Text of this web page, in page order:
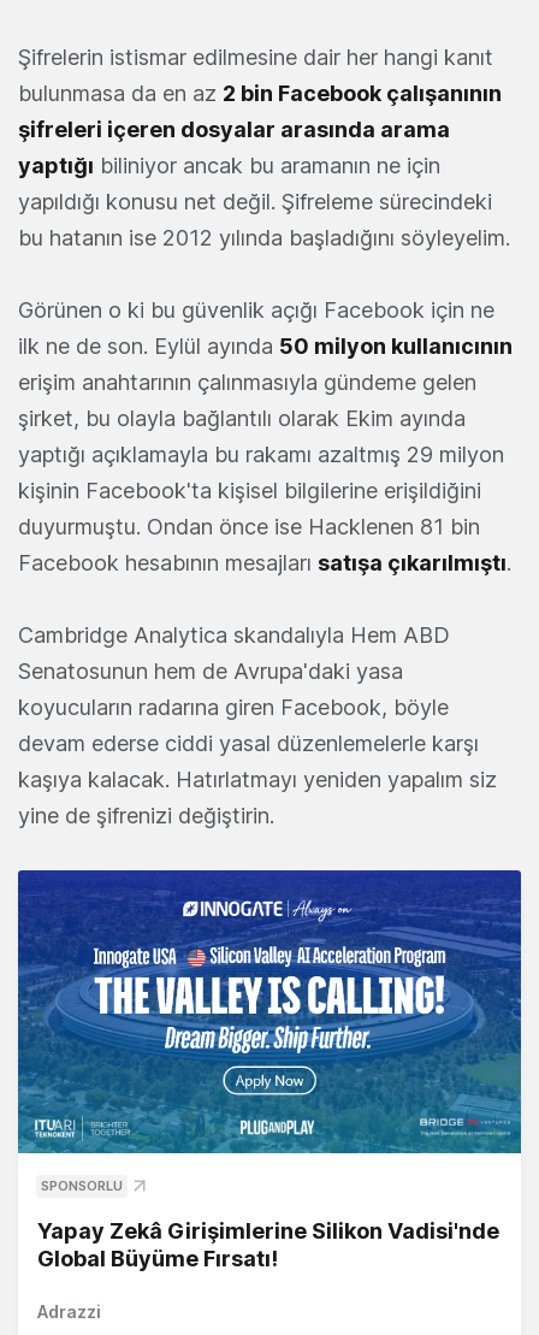
Şifrelerin istismar edilmesine dair her hangi kanıt
bulunmasa da en az 2 bin Facebook çalışanının
şifreleri içeren dosyalar arasında arama
yaptığı biliniyor ancak bu aramanın ne için
yapıldığı konusu net değil. Şifreleme sürecindeki
bu hatanın ise 2012 yılında başladığını söyleyelim.
Görünen o ki bu güvenlik açığı Facebook için ne
ilk ne de son. Eylül ayında 50 milyon kullanıcının
erişim anahtarının çalınmasıyla gündeme gelen
şirket, bu olayla bağlantılı olarak Ekim ayında
yaptığı açıklamayla bu rakamı azaltmış 29 milyon
kişinin Facebook'ta kişisel bilgilerine erişildiğini
duyurmuştu. Ondan önce ise Hacklenen 81 bin
Facebook hesabının mesajları satışa çıkarılmıştı.
Cambridge Analytica skandalıyla Hem ABD
Senatosunun hem de Avrupa'daki yasa
koyucuların radarına giren Facebook, böyle
devam ederse ciddi yasal düzenlemelerle karşı
kaşıya kalacak. Hatırlatmayı yeniden yapalım siz
yine de şifrenizi değiştirin.
SPONSORLU
Yapay Zekâ Girişimlerine Silikon Vadisi'nde
Global Büyüme Fırsatı!
Adrazzi